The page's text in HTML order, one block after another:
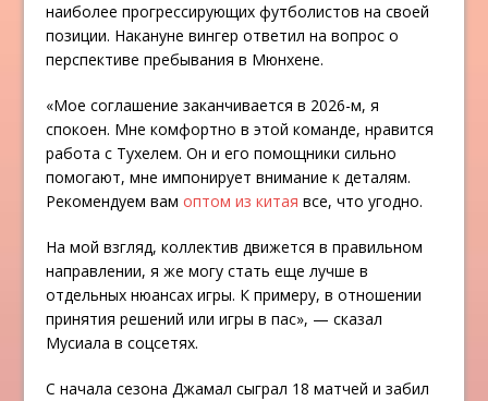
наиболее прогрессирующих футболистов на своей
позиции. Накануне вингер ответил на вопрос о
перспективе пребывания в Мюнхене.
«Мое соглашение заканчивается в 2026-м, я
спокоен. Мне комфортно в этой команде, нравится
работа с Тухелем. Он и его помощники сильно
помогают, мне импонирует внимание к деталям.
Рекомендуем вамоптом из китая все, что угодно.
На мой взгляд, коллектив движется в правильном
направлении, я же могу стать еще лучше в
отдельных нюансах игры. К примеру, в отношении
принятия решений или игры в пас», — сказал
Мусиала в соцсетях.
С начала сезона Джамал сыграл 18 матчей и забил